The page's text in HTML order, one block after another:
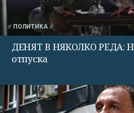
ПОЛИТИКА
ДЕНЯТ В НЯКОЛКО РЕДА:
отпуска